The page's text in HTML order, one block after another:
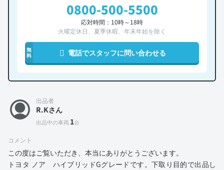
0800-500-5500
応対時間：10時～18時
火曜定休日、夏季休暇、年末年始を除く
無
料
電話でスタッフに問い合わせる
出品者
R.Kさん
出品中の車両 1台
コメント
この度はご覧いただき、本当にありがとうございます。
トヨタ ノア ハイブリッドGグレードです。下取り目的で出品し